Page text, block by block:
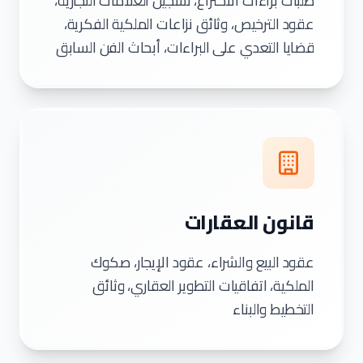
عقود الترخيص، وثائق نزاعات الملكية الفكرية،
قضايا التعدي على البراءات، أبحاث الفن السابق
قانون العقارات
عقود البيع والشراء، عقود الإيجار، صكوك
الملكية، اتفاقيات التطوير العقاري، وثائق
التخطيط والبناء